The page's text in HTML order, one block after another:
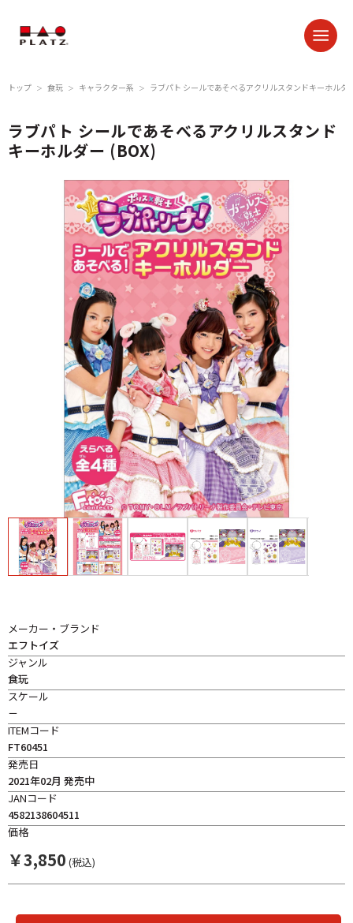
トップ ＞ 食玩 ＞ キャラクター系 ＞ ラブパト シールであそべるアクリルスタンドキーホルダ
ラブパト シールであそべるアクリルスタンド
キーホルダー (BOX)
メーカー・ブランド
エフトイズ
ジャンル
食玩
スケール
－
ITEMコード
FT60451
発売日
2021年02月 発売中
JANコード
4582138604511
価格
￥3,850 (税込)